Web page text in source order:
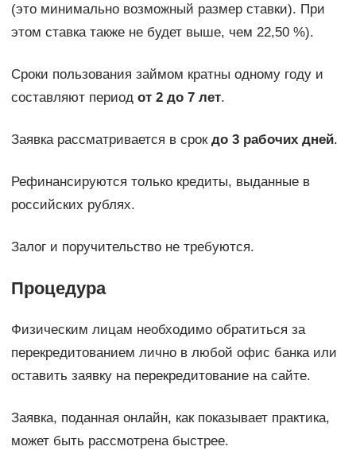
(это минимально возможный размер ставки). При
этом ставка также не будет выше, чем 22,50 %).
Сроки пользования займом кратны одному году и
составляют период от 2 до 7 лет.
Заявка рассматривается в срок до 3 рабочих дней.
Рефинансируются только кредиты, выданные в
российских рублях.
Залог и поручительство не требуются.
Процедура
Физическим лицам необходимо обратиться за
перекредитованием лично в любой офис банка или
оставить заявку на перекредитование на сайте.
Заявка, поданная онлайн, как показывает практика,
может быть рассмотрена быстрее.